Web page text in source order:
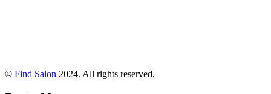
© Find Salon 2024. All rights reserved.